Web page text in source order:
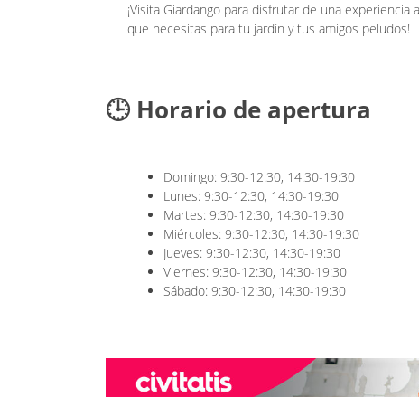
¡Visita Giardango para disfrutar de una
que necesitas para tu jardín y tus amigos peludos!
🕒 Horario de apertura
Domingo: 9:30-12:30, 14:30-19:30
Lunes: 9:30-12:30, 14:30-19:30
Martes: 9:30-12:30, 14:30-19:30
Miércoles: 9:30-12:30, 14:30-19:30
Jueves: 9:30-12:30, 14:30-19:30
Viernes: 9:30-12:30, 14:30-19:30
Sábado: 9:30-12:30, 14:30-19:30